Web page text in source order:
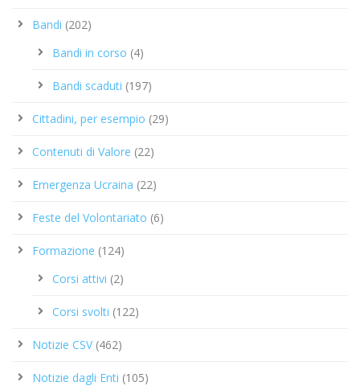
Bandi (202)
Bandi in corso (4)
Bandi scaduti (197)
Cittadini, per esempio (29)
Contenuti di Valore (22)
Emergenza Ucraina (22)
Feste del Volontariato (6)
Formazione (124)
Corsi attivi (2)
Corsi svolti (122)
Notizie CSV(462)
Notizie dagli Enti (105)